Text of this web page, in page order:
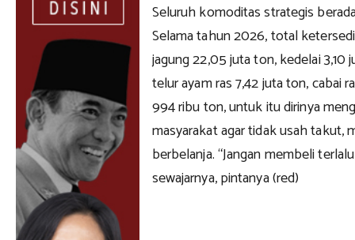
Seluruh komoditas strategis
Selama tahun 2026, total
jagung 22,05 juta ton, kedelai 3,10
telur ayam ras 7,42 juta ton, cabai
994 ribu ton, untuk itu dirinya
masyarakat agar tidak usah takut,
berbelanja. “Jangan membeli
sewajarnya, pintanya (red)